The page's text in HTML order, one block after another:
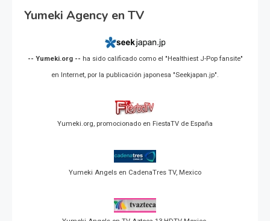
Yumeki Agency en TV
-- Yumeki.org -- ha sido calificado como el "Healthiest J-Pop fansite"
en Internet, por la publicación japonesa "Seekjapan.jp".
Yumeki.org, promocionado en FiestaTV de España
Yumeki Angels en CadenaTres TV, Mexico